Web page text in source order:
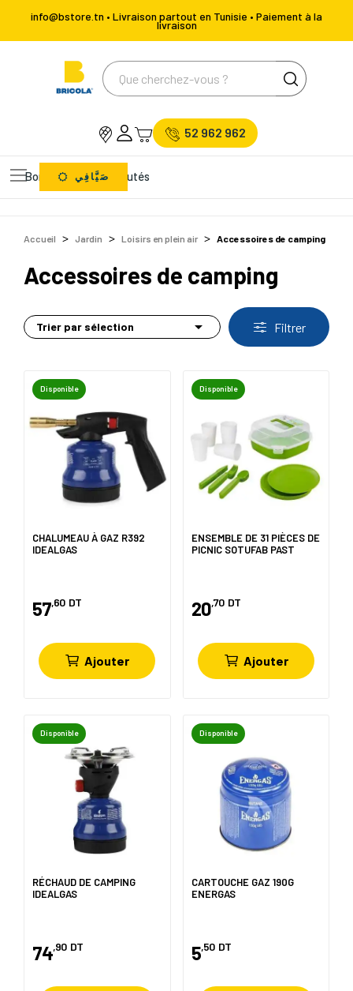
info@bstore.tn • Livraison partout en Tunisie • Paiement à la
livraison
52 962 962
Bons Plans Nouveautés
صَيَّافِي
Accueil Jardin Loisirs en plein air Accessoires de camping
Accessoires de camping
Trier par sélection  Filtrer
Disponible
CHALUMEAU À GAZ R392
IDEALGAS
57,60 DT
Ajouter
Disponible
ENSEMBLE DE 31 PIÈCES DE
PICNIC SOTUFAB PAST
20,70 DT
Ajouter
Disponible
RÉCHAUD DE CAMPING
IDEALGAS
74,90 DT
Disponible
CARTOUCHE GAZ 190G
ENERGAS
5,50 DT